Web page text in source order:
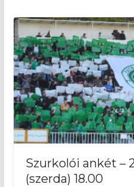
Szurkolói ankét –
(szerda) 18.00